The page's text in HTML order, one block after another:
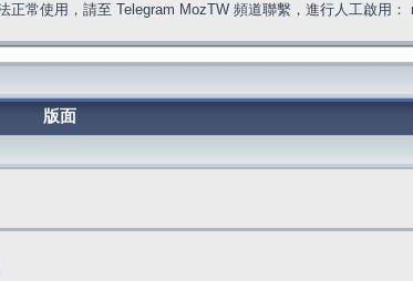
正常使用，請至 Telegram MozTW 頻道聯繫，進行人工啟用：
版面